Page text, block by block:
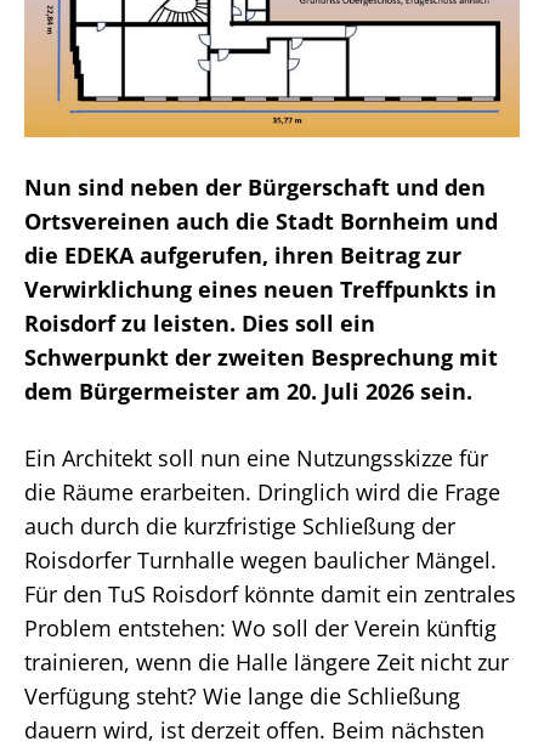
Nun sind neben der Bürgerschaft und den
Ortsvereinen auch die Stadt Bornheim und
die EDEKA aufgerufen, ihren Beitrag zur
Verwirklichung eines neuen Treffpunkts in
Roisdorf zu leisten. Dies soll ein
Schwerpunkt der zweiten Besprechung mit
dem Bürgermeister am 20. Juli 2026 sein.
Ein Architekt soll nun eine Nutzungsskizze für
die Räume erarbeiten. Dringlich wird die Frage
auch durch die kurzfristige Schließung der
Roisdorfer Turnhalle wegen baulicher Mängel.
Für den TuS Roisdorf könnte damit ein zentrales
Problem entstehen: Wo soll der Verein künftig
trainieren, wenn die Halle längere Zeit nicht zur
Verfügung steht? Wie lange die Schließung
dauern wird, ist derzeit offen. Beim nächsten